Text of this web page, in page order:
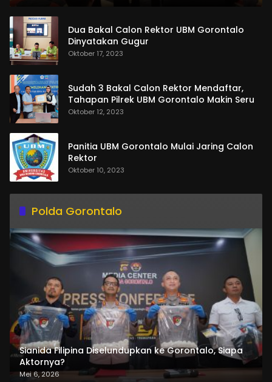
Dua Bakal Calon Rektor UBM Gorontalo
Dinyatakan Gugur
Oktober 17, 2023
Sudah 3 Bakal Calon Rektor Mendaftar,
Tahapan Pilrek UBM Gorontalo Makin Seru
Oktober 12, 2023
Panitia UBM Gorontalo Mulai Jaring Calon
Rektor
Oktober 10, 2023
Polda Gorontalo
Sianida Filipina Diselundupkan ke Gorontalo, Siapa
Aktornya?
Mei 6, 2026